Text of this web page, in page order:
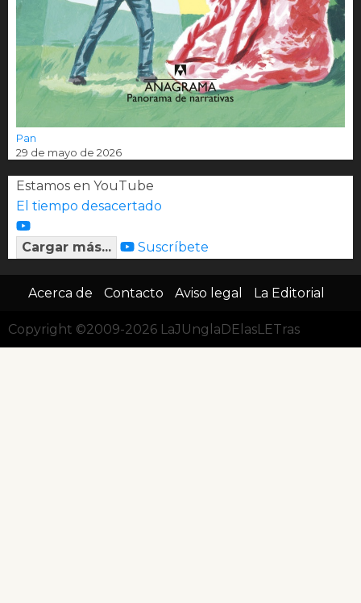
Pan
29 de mayo de 2026
Estamos en YouTube
El tiempo desacertado
Cargar más... Suscríbete
Acerca de Contacto Aviso legal La Editorial
Copyright ©2009-2026 LaJUnglaDElasLETras